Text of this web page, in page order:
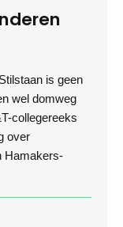
is geen
wel domweg
collegereeks
over
Hamakers-